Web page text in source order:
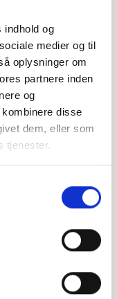
indhold og
medier og til
oplysninger om
partnere inden
og
disse
dem, eller som
tjenester.
d. 11.
+
−